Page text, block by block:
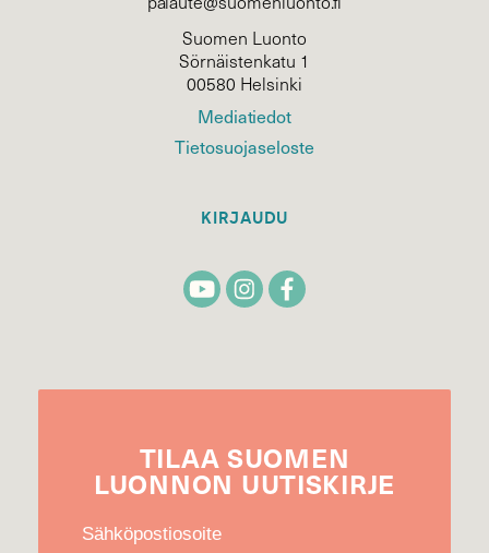
Suomen Luonto
Sörnäistenkatu 1
00580 Helsinki
Mediatiedot
Tietosuojaseloste
KIRJAUDU
TILAA SUOMEN
LUONNON UUTIS­KIRJE
Sähköpostiosoite